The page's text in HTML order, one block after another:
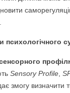
психологічного
Sensory Profile,
змогу визначити